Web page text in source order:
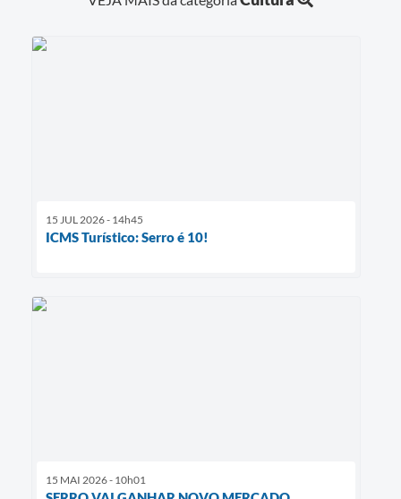
15 JUL 2026 - 14h45
ICMS Turístico: Serro é 10!
15 MAI 2026 - 10h01